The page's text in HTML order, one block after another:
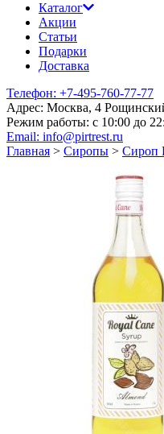
Каталог
Акции
Статьи
Подарки
Доставка
Телефон: +7-495-760-77-77
Адрес: Москва, 4
Режим работы: c 10:00 до
Email: info@pirtrest.ru
Главная > Сиропы > Сироп